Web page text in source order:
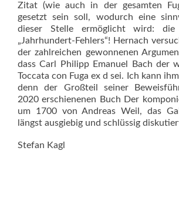
Zitat (wie auch in der gesamten
gesetzt sein soll, wodurch eine
dieser Stelle ermöglicht wird:
„Jahrhundert-Fehlers“! Hernach
der zahlreichen gewonnenen
dass Carl Philipp Emanuel Bach der
Toccata con Fuga ex d sei. Ich kann
denn der Großteil seiner
2020 erschienenen Buch Der
um 1700 von Andreas Weil, das
längst ausgiebig und schlüssig
Stefan Kagl